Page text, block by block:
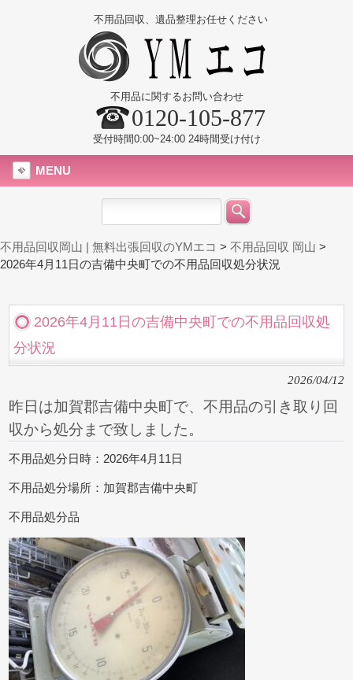
不用品回収、遺品整理お任せください
不用品に関するお問い合わせ
0120-105-877
受付時間0:00~24:00 24時間受け付け
MENU
不用品回収岡山 | 無料出張回収のYMエコ > 不用品回収 岡山 >
2026年4月11日の吉備中央町での不用品回収処分状況
2026年4月11日の吉備中央町での不用品回収処
分状況
2026/04/12
昨日は加賀郡吉備中央町で、不用品の引き取り回
収から処分まで致しました。
不用品処分日時：2026年4月11日
不用品処分場所：加賀郡吉備中央町
不用品処分品